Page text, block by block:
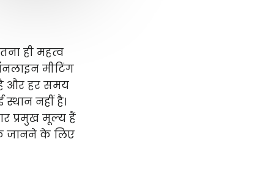
ही महत्व
मीटिंग
है और हर समय
नहीं है।
प्रमुख मूल्य हैं
जानने के लिए